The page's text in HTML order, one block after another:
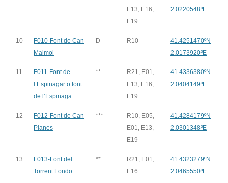
E13, E16,
E19
2.0220548ºE
10
F010-Font de Can
Maimol
D R10
41.4251470ºN
2.0173920ºE
11
F011-Font de
l’Espinagar o font
de l’Espinaga
**
R21, E01,
E13, E16,
E19
41.4336380ºN
2.0404149ºE
12
F012-Font de Can
Planes
***
R10, E05,
E01, E13,
E19
41.4284179ºN
2.0301348ºE
13
F013-Font del
Torrent Fondo
**
R21, E01,
E16
41.4323279ºN
2.0465550ºE